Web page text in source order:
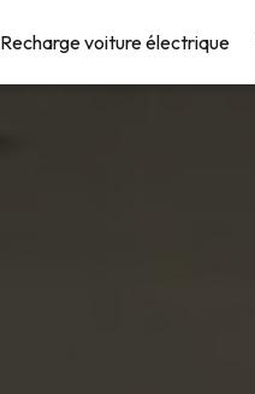
Recharge voiture électrique